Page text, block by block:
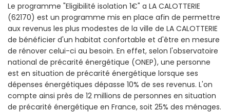
Le programme "Eligibilité isolation 1€" a LA CALOTTERIE
(62170) est un programme mis en place afin de permettre
aux revenus les plus modestes de la ville de LA CALOTTERIE
de bénéficier d'un habitat confortable et d'être en mesure
de rénover celui-ci au besoin. En effet, selon l'observatoire
national de précarité énergétique (ONEP), une personne
est en situation de précarité énergétique lorsque ses
dépenses énergétiques dépasse 10% de ses revenus. L'on
compte ainsi près de 12 millions de personnes en situation
de précarité énergétique en France, soit 25% des ménages.